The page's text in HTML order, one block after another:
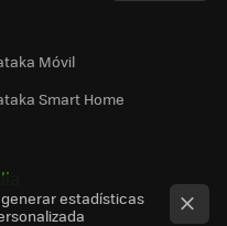
Móvil
Smart Home
estadísticas